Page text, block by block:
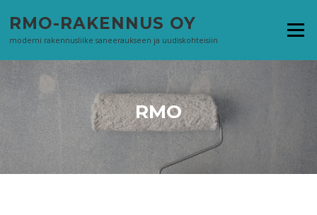
suoraan
sisältöön
RMO-RAKENNUS OY
moderni rakennusliike saneeraukseen ja uudiskohteisiin
Valikko
RMO